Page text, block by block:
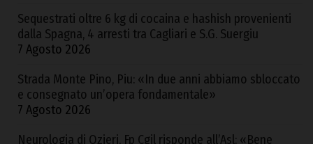
Sequestrati oltre 6 kg di cocaina e hashish provenienti
dalla Spagna, 4 arresti tra Cagliari e S.G. Suergiu
7 Agosto 2026
Strada Monte Pino, Piu: «In due anni abbiamo sbloccato
e consegnato un’opera fondamentale»
7 Agosto 2026
Neurologia di Ozieri, Fp Cgil risponde all’Asl: «Bene